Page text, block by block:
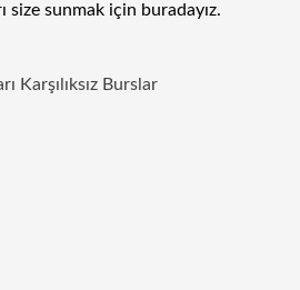
size sunmak için buradayız.
Karşılıksız Burslar